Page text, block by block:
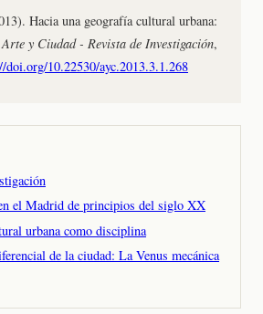
Hacia una geografía cultural urbana:
Arte y Ciudad - Revista de Investigación,
doi.org/10.22530/ayc.2013.3.1.268
el Madrid de principios del siglo XX
urbana como disciplina
de la ciudad: La Venus mecánica